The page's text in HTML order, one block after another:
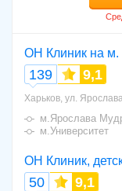
ОН Клиник на м.
139 9,1
Харьков, ул.
м.Ярослава
м.Университет
ОН Клиник,
50 9,1